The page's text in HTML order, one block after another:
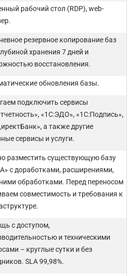
рабочий стол (RDP), web-
резервное копирование баз
хранения 7 дней и
восстановления.
обновления базы.
подключить сервисы
«1С:ЭДО», «1С:Подпись»,
а также другие
сервисы и услуги.
разместить существующую базу
с доработками, расширениями,
обработками. Перед переносом
совместимость и требования к
с доступом,
и техническими
– круглые сутки и без
SLA 99,98%.